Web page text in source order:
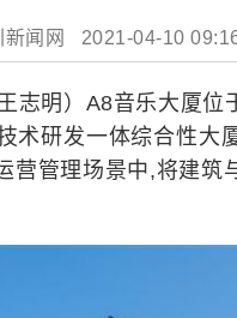
新闻网 2021-04-10
志明）A8音乐大厦位
术研发一体综合性大
营管理场景中,将建筑